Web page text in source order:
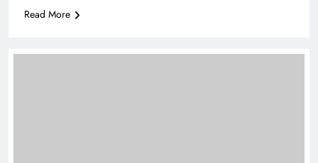
Read More